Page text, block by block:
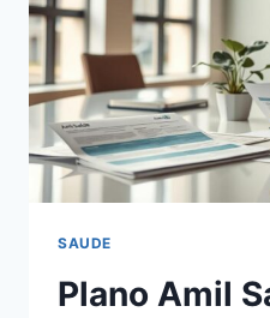
SAUDE
Plano Amil